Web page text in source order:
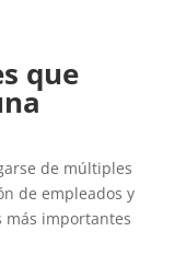
que
de múltiples
de empleados y
más importantes